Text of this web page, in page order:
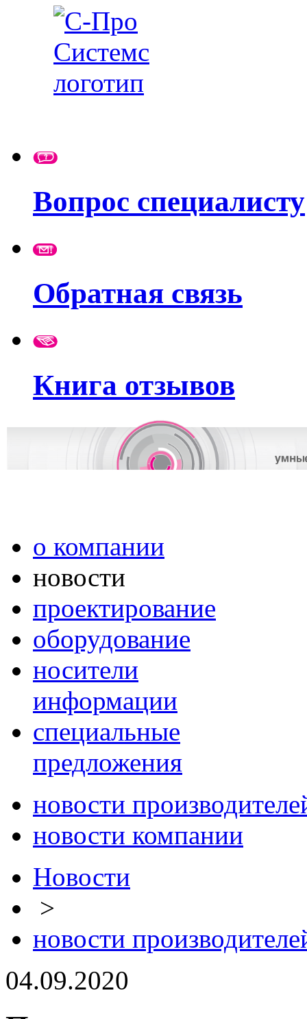
Вопрос специалисту
Обратная связь
Книга отзывов
о компании
новости
проектирование
оборудование
носители
информации
специальные
предложения
новости
новости компании
Новости
>
новости
04.09.2020